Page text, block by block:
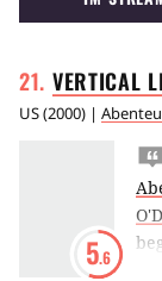
VERTICAL
US(2000) |
5.6